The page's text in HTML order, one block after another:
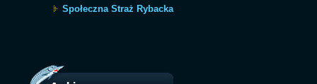
Społeczna Straż Rybacka